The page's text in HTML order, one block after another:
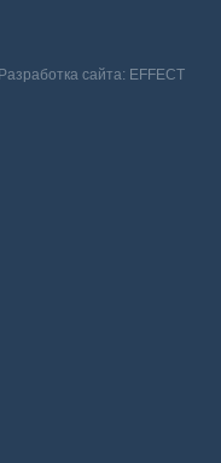
Разработка сайта: EFFECT